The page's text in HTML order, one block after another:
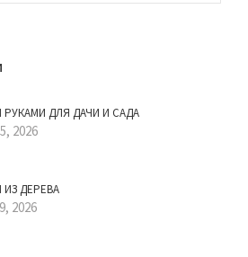
ДЛЯ ДАЧИ И САДА
2026
ДЕРЕВА
2026